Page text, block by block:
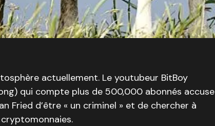
actuellement. Le youtubeur BitBoy
qui compte plus de 500,000 abonnés accuse
Fried d’être « un criminel » et de chercher à